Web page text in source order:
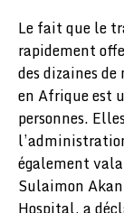
Le fait que le
rapidement
des dizaines
en Afrique est
personnes.
également
Sulaimon